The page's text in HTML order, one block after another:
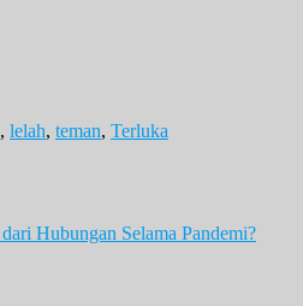
, lelah, teman, Terluka